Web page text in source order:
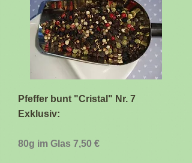
Pfeffer bunt "Cristal" Nr. 7
Exklusiv:
80g im Glas 7,50 €